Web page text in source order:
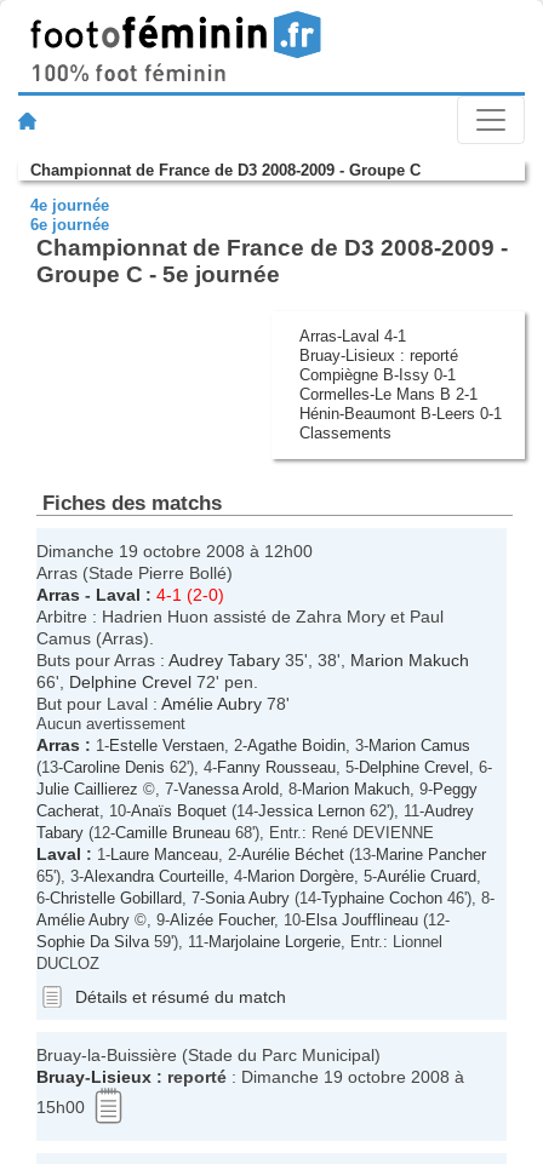
Championnat de France de D3 2008-2009 - Groupe C
4e journée
6e journée
Championnat de France de D3 2008-2009 -
Groupe C - 5e journée
Arras-Laval 4-1
Bruay-Lisieux : reporté
Compiègne B-Issy 0-1
Cormelles-Le Mans B 2-1
Hénin-Beaumont B-Leers 0-1
Classements
Fiches des matchs
Dimanche 19 octobre 2008 à 12h00
Arras (Stade Pierre Bollé)
Arras - Laval : 4-1 (2-0)
Arbitre : Hadrien Huon assisté de Zahra Mory et Paul
Camus (Arras).
Buts pour Arras : Audrey Tabary 35', 38', Marion Makuch
66', Delphine Crevel 72' pen.
But pour Laval : Amélie Aubry 78'
Aucun avertissement
Arras : 1-Estelle Verstaen , 2-Agathe Boidin , 3-Marion Camus
(13-Caroline Denis 62'), 4-Fanny Rousseau , 5-Delphine Crevel
, 6-
Julie Caillierez ©, 7-Vanessa Arold , 8-Marion Makuch , 9-Peggy
Cacherat , 10-Anaïs Boquet (14-Jessica Lernon 62'), 11-Audrey
Tabary (12-Camille Bruneau 68'), Entr.: René DEVIENNE
Laval : 1- Laure Manceau , 2-Aurélie Béchet (13-Marine Pancher
65'), 3-Alexandra Courteille , 4-Marion Dorgère , 5-Aurélie Cruard
6-Christelle Gobillard , 7-Sonia Aubry (14-Typhaine Cochon 46'), 8-
Amélie Aubry ©, 9-Alizée Foucher, 10-Elsa Joufflineau (12-
Sophie Da Silva 59'), 11-Marjolaine Lorgerie , Entr.: Lionnel
DUCLOZ
Détails et résumé du match
Bruay-la-Buissière (Stade du Parc Municipal)
Bruay-Lisieux : reporté : Dimanche 19 octobre 2008 à
15h00